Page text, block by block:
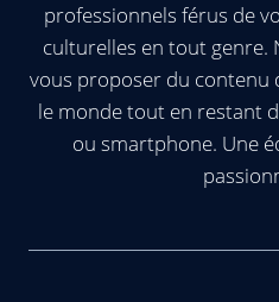
professionnels férus de
culturelles en tout genre.
vous proposer du
le monde tout en restant
ou smartphone. Une